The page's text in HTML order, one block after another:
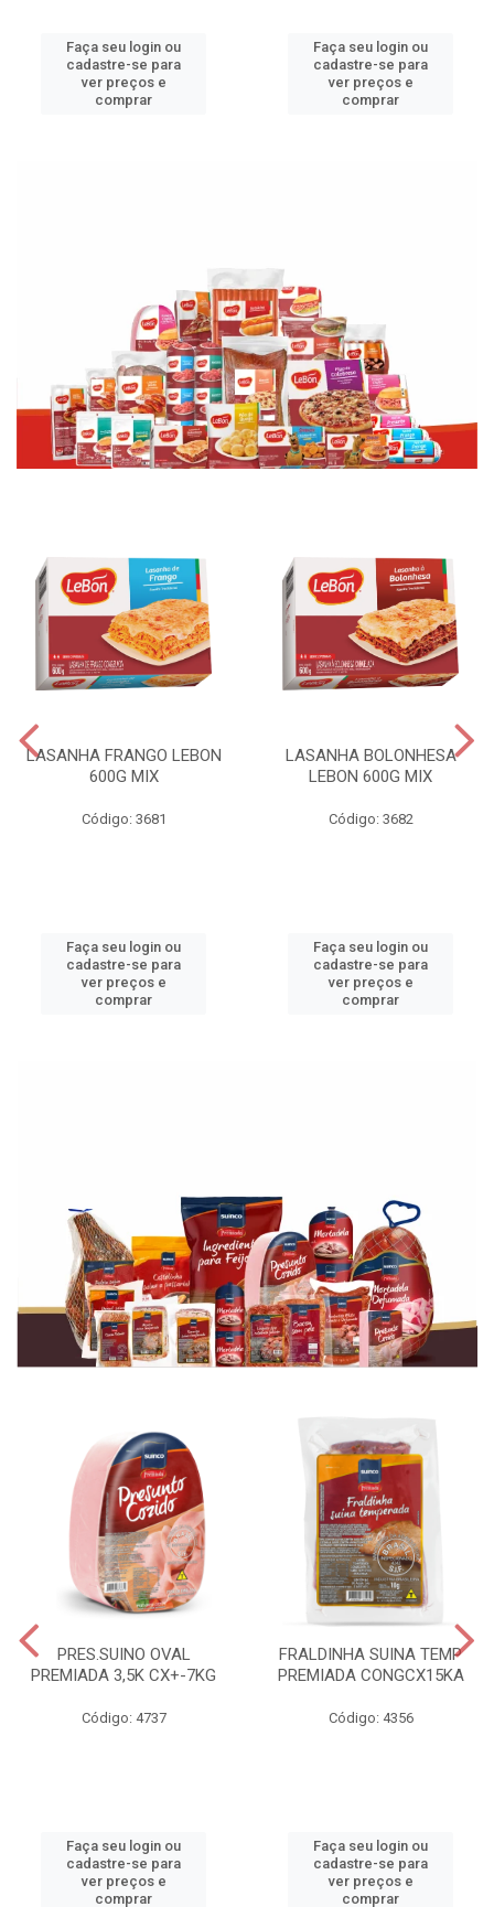
Faça seu login ou
cadastre-se para
ver preços e
comprar
Faça seu login ou
cadastre-se para
ver preços e
comprar
LASANHA FRANGO LEBON
600G MIX
Código: 3681
Faça seu login ou
cadastre-se para
ver preços e
comprar
LASANHA BOLONHESA
LEBON 600G MIX
Código: 3682
Faça seu login ou
cadastre-se para
ver preços e
comprar
PRES.SUINO OVAL
PREMIADA 3,5K CX+-7KG
Código: 4737
Faça seu login ou
cadastre-se para
ver preços e
comprar
FRALDINHA SUINA TEMP
PREMIADA CONGCX15KA
Código: 4356
Faça seu login ou
cadastre-se para
ver preços e
comprar